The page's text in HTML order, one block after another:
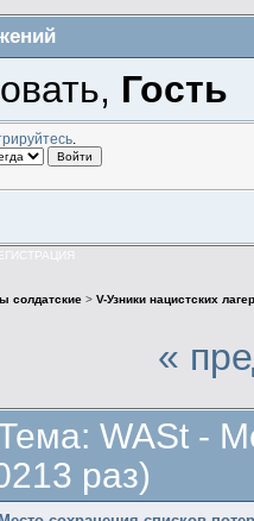
Гость
.
солдатские> V-Узники нацистских
«
WASt -
раз)